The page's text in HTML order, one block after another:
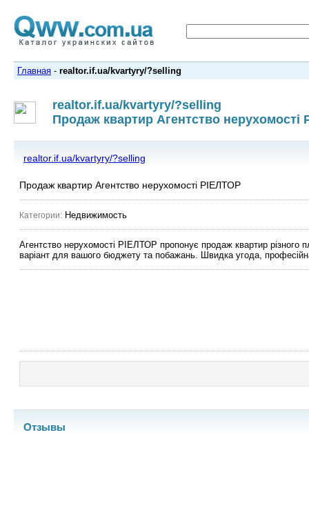
Главная - realtor.if.ua/kvartyry/?selling
realtor.if.ua/kvartyry/?selling
Продаж квартир Агентство нерухомості
realtor.if.ua/kvartyry/?selling
Продаж квартир Агентство нерухомості РІЕЛТОР
Категории: Недвижимость
Агентство нерухомості РІЕЛТОР пропонує продаж квартир
варіант для вашого бюджету та побажань. Швидка угода,
Отзывы